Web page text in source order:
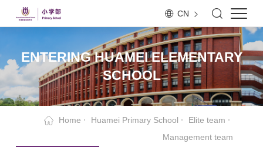
CN
ENTERING HUAMEI ELEMENTARY
SCHOOL
Home Huamei Primary School
Elite team
Management team